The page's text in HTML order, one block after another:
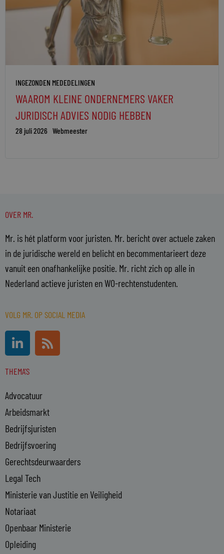
INGEZONDEN MEDEDELINGEN
WAAROM KLEINE ONDERNEMERS VAKER
JURIDISCH ADVIES NODIG HEBBEN
28 juli 2026 Webmeester
OVER MR.
Mr. is hét platform voor juristen. Mr. bericht over actuele zaken
in de juridische wereld en belicht en becommentarieert deze
vanuit een onafhankelijke positie. Mr. richt zich op alle in
Nederland actieve juristen en WO-rechtenstudenten.
VOLG MR. OP SOCIAL MEDIA
i
k
d
i
n
-
i
n
R
s
THEMA'S
Advocatuur
Arbeidsmarkt
Bedrijfsjuristen
Bedrijfsvoering
Gerechtsdeurwaarders
Legal Tech
Ministerie van Justitie en Veiligheid
Notariaat
Openbaar Ministerie
Opleiding